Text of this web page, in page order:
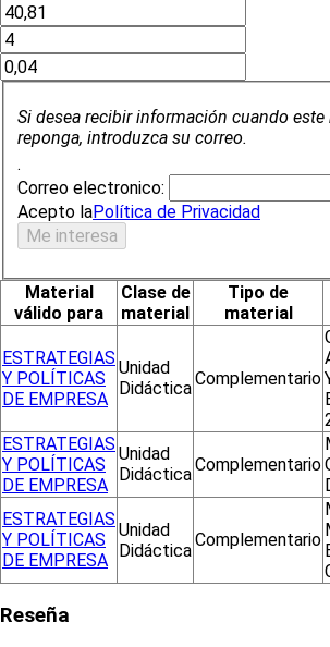
Si desea recibir información cuando este
reponga, introduzca su correo.
.
Correo electronico:
Acepto laPolítica de Privacidad
Material
válido para
Clase de
material
Tipo de
material
ESTRATEGIAS
Y POLÍTICAS
DE EMPRESA
Unidad
DidácticaComplementario
ESTRATEGIAS
Y POLÍTICAS
DE EMPRESA
Unidad
DidácticaComplementario
ESTRATEGIAS
Y POLÍTICAS
DE EMPRESA
Unidad
Didáctica
Complementario
Reseña